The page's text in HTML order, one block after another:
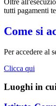
Oltre
tutti pagamenti
Come si
Per accedere al
Clicca qui
Luoghi in